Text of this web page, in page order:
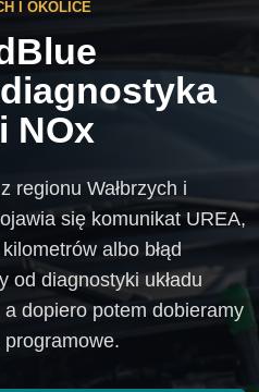
I OKOLICE
NOx
regionu Wałbrzych i
się komunikat UREA,
albo błąd
od diagnostyki układu
dopiero potem dobieramy